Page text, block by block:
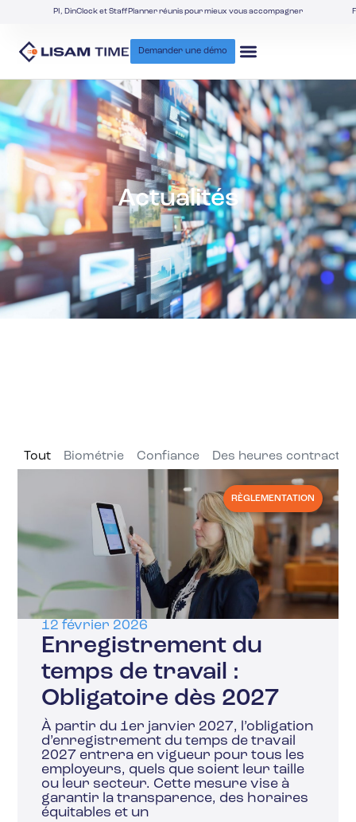
PI, DinClock et StaffPlanner réunis pour mieux vous accompagner
Demander une démo
Actualités
Biométrie Confiance Des heures
Tout
RÈGLEMENTATION
12 février 2026
Enregistrement du
temps de travail :
Obligatoire dès 2027
À partir du 1er janvier 2027, l’obligation
d’enregistrement du temps de travail
2027 entrera en vigueur pour tous les
employeurs, quels que soient leur taille
ou leur secteur. Cette mesure vise à
garantir la transparence, des horaires
équitables et un